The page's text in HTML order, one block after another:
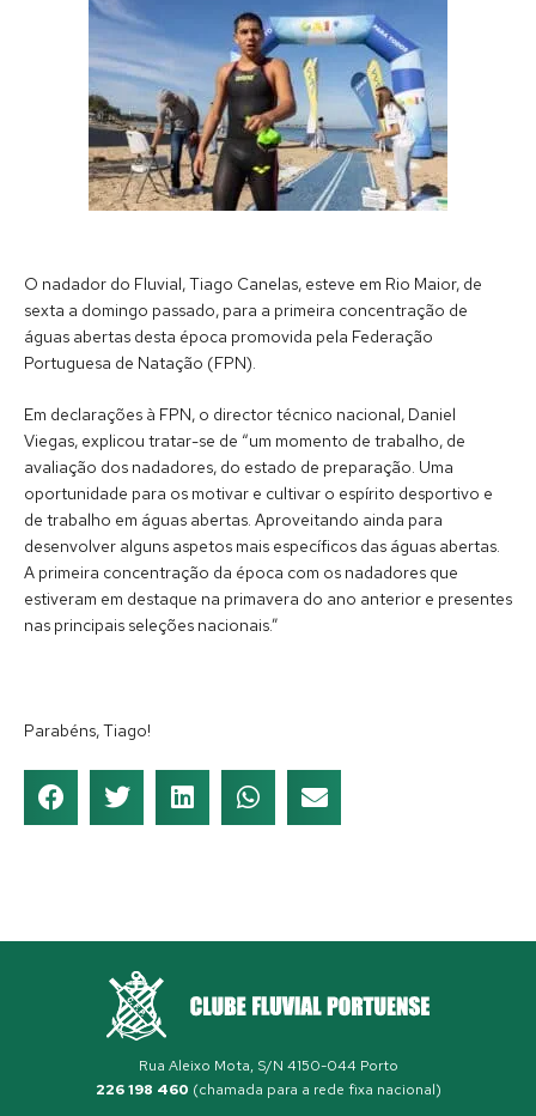
O nadador do Fluvial, Tiago Canelas, esteve em Rio Maior, de
sexta a domingo passado, para a primeira concentração de
águas abertas desta época promovida pela Federação
Portuguesa de Natação (FPN).
Em declarações à FPN, o director técnico nacional, Daniel
Viegas, explicou tratar-se de “um momento de trabalho, de
avaliação dos nadadores, do estado de preparação. Uma
oportunidade para os motivar e cultivar o espírito desportivo e
de trabalho em águas abertas. Aproveitando ainda para
desenvolver alguns aspetos mais específicos das águas abertas.
A primeira concentração da época com os nadadores que
estiveram em destaque na primavera do ano anterior e presentes
nas principais seleções nacionais.”
Parabéns, Tiago!
Rua Aleixo Mota, S/N 4150-044 Porto
226 198 460 (chamada para a rede fixa nacional)